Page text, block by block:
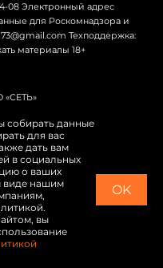
08 Электронный адрес
для Роскомнадзора и
Техподдержка:
материалы 18+
Карта сайта
собирать данные
для вас
дать вам
в социальных
о ваших
виде нашим
вы
OK